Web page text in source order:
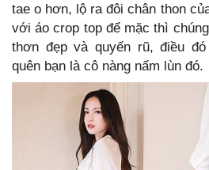
tae o hơn, lộ ra đôi chân thon
với áo crop top để mặc thì
thơn đẹp và quyến rũ, điều
quên bạn là cô nàng nấm lùn đó.